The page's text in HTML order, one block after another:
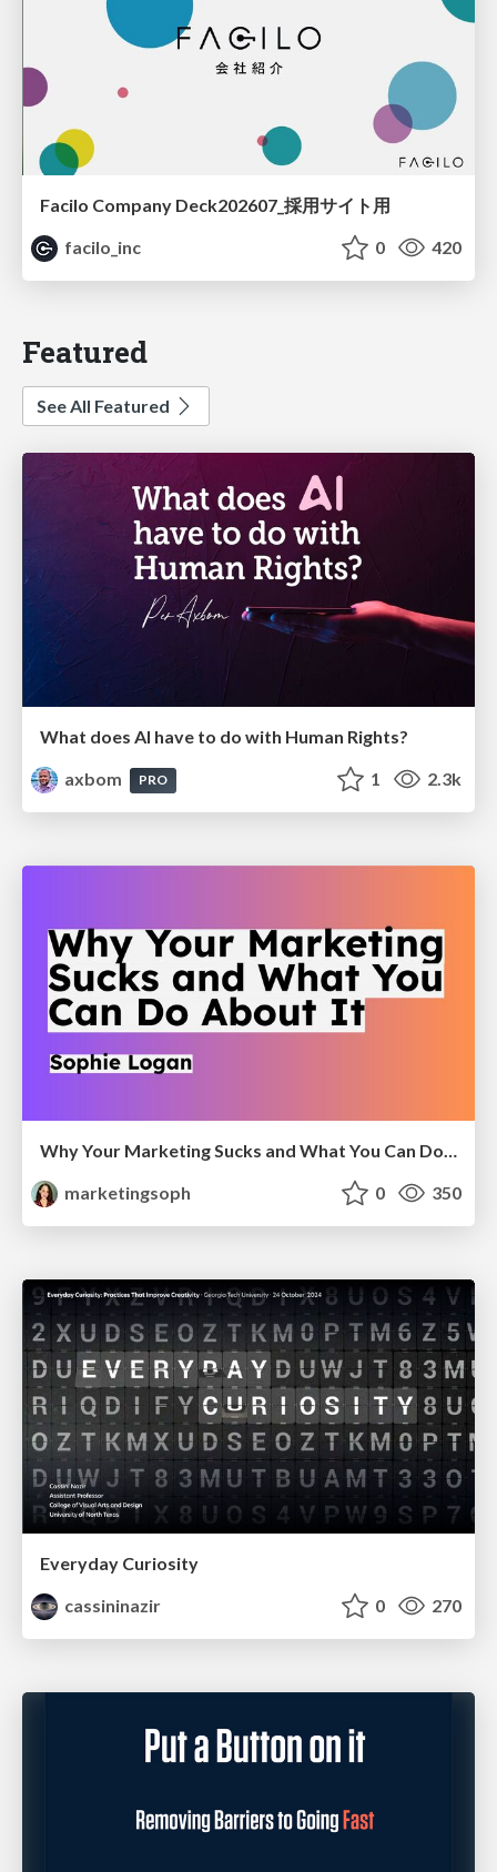
Facilo Company Deck202607_採用サイト用
facilo_inc
0 420
Featured
See All Featured
What does AI have to do with Human Rights?
axbom
PRO 1 2.3k
Why Your Marketing Sucks and What You Can Do About It - Sophie Logan
marketingsoph
0 350
Everyday Curiosity
cassininazir
0 270